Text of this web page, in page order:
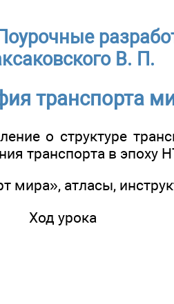
В. П.
транспорта
о структуре
транспорта в эпоху
мира», атласы,
Ход урока